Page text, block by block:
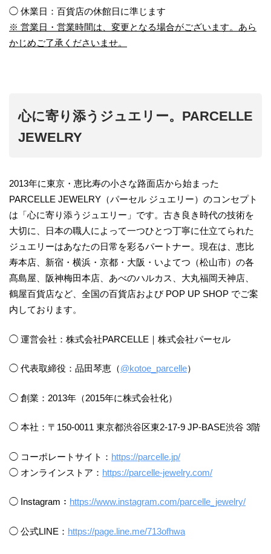
◯ 休業日：百貨店の休館日に準じます
※ 営業日・営業時間は、変更となる場合がございます。あら
かじめご了承くださいませ。
心に寄り添うジュエリー。PARCELLE
JEWELRY
2013年に東京・恵比寿の小さな路面店から始まった
PARCELLE JEWELRY（パーセル ジュエリー）のコンセプト
は「心に寄り添うジュエリー」です。古き良き時代の技術を
大切に、日本の職人によって一つひとつ丁寧に仕立てられた
ジュエリーはあなたの日常を彩るパートナー。現在は、恵比
寿本店、新宿・横浜・京都・大阪・いよてつ（松山市）の各
髙島屋、阪神梅田本店、あべのハルカス、大丸福岡天神店、
鶴屋百貨店など、全国の百貨店および POP UP SHOP でご案
内しております。
◯ 運営会社：株式会社PARCELLE｜株式会社パーセル
◯ 代表取締役：品田琴恵（@kotoe_parcelle）
◯ 創業：2013年（2015年に株式会社化）
◯ 本社：〒150-0011 東京都渋谷区東2-17-9 JP-BASE渋谷 3階
◯ コーポレートサイト： https://parcelle.jp/
◯ オンラインストア： https://parcelle-jewelry.com/
◯ Instagram： https://www.instagram.com/parcelle_jewelry/
◯ 公式LINE： https://page.line.me/713ofhwa